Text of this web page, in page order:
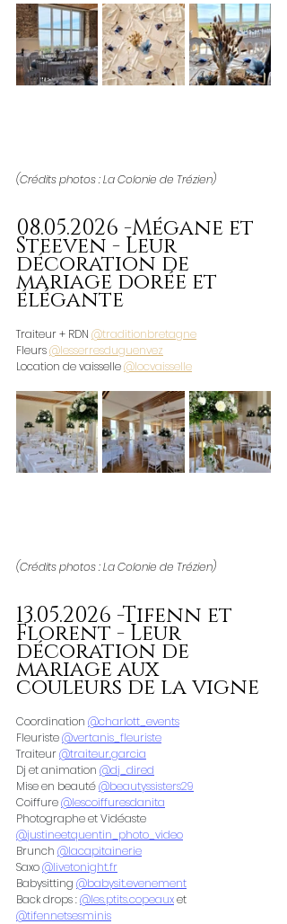
(Crédits photos : La Colonie de Trézien)
08.05.2026 -Mégane et
Steeven - Leur
décoration de
mariage dorée et
élégante
Traiteur + RDN @traditionbretagne
Fleurs @lesserresduguenvez
Location de vaisselle @locvaisselle
(Crédits photos : La Colonie de Trézien)
13.05.2026 -Tifenn et
Florent - Leur
décoration de
mariage aux
couleurs de la vigne
Coordination @charlott_events
Fleuriste @vertanis_fleuriste
Traiteur @traiteur.garcia
Dj et animation @dj_dired
Mise en beauté @beautyssisters29
Coiffure @lescoiffuresdanita
Photographe et Vidéaste
@justineetquentin_photo_video
Brunch @lacapitainerie
Saxo @livetonight.fr
Babysitting @babysit.evenement
Back drops : @les.ptits.copeaux et
@tifennetsesminis